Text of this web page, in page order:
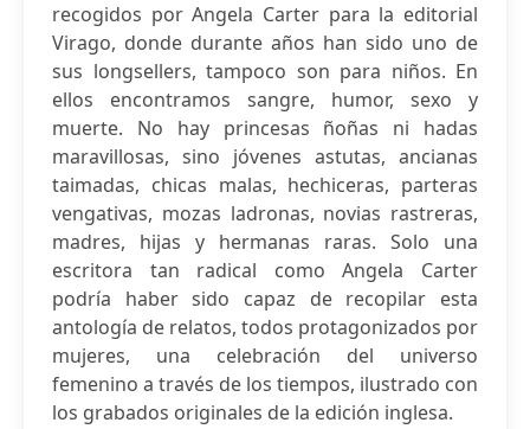
recogidos por Angela Carter para la editorial
Virago, donde durante años han sido uno de
sus longsellers, tampoco son para niños. En
ellos encontramos sangre, humor, sexo y
muerte. No hay princesas ñoñas ni hadas
maravillosas, sino jóvenes astutas, ancianas
taimadas, chicas malas, hechiceras, parteras
vengativas, mozas ladronas, novias rastreras,
madres, hijas y hermanas raras. Solo una
escritora tan radical como Angela Carter
podría haber sido capaz de recopilar esta
antología de relatos, todos protagonizados por
mujeres, una celebración del universo
femenino a través de los tiempos, ilustrado con
los grabados originales de la edición inglesa.